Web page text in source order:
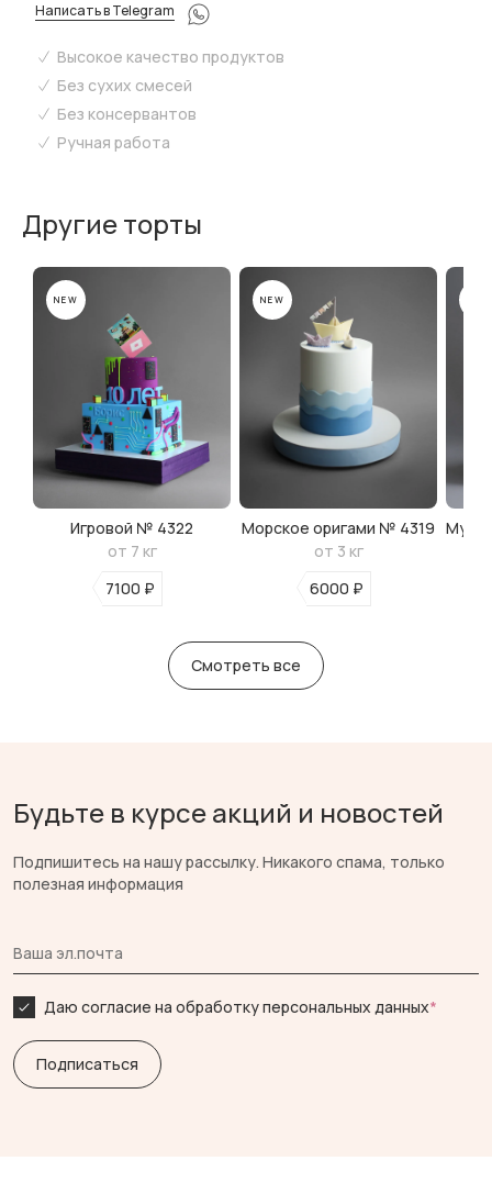
Написать в Telegram
Высокое качество продуктов
Без сухих смесей
Без консервантов
Ручная работа
Другие торты
Игровой № 4322
от 7 кг
7100 ₽
NEW
Морское оригами № 4319
от 3 кг
6000 ₽
NEW
Смотреть все
Будьте в курсе акций и новостей
Подпишитесь на нашу рассылку. Никакого спама, только
полезная информация
Даю согласие на обработку персональных данных*